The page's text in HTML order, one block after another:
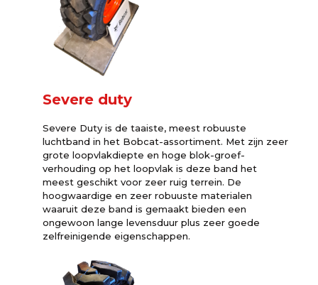
Severe duty
Severe Duty is de taaiste, meest robuuste
luchtband in het Bobcat-assortiment. Met zijn zeer
grote loopvlakdiepte en hoge blok-groef-
verhouding op het loopvlak is deze band het
meest geschikt voor zeer ruig terrein. De
hoogwaardige en zeer robuuste materialen
waaruit deze band is gemaakt bieden een
ongewoon lange levensduur plus zeer goede
zelfreinigende eigenschappen.